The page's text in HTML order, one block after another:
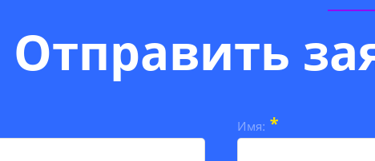
Отправить
Имя: *